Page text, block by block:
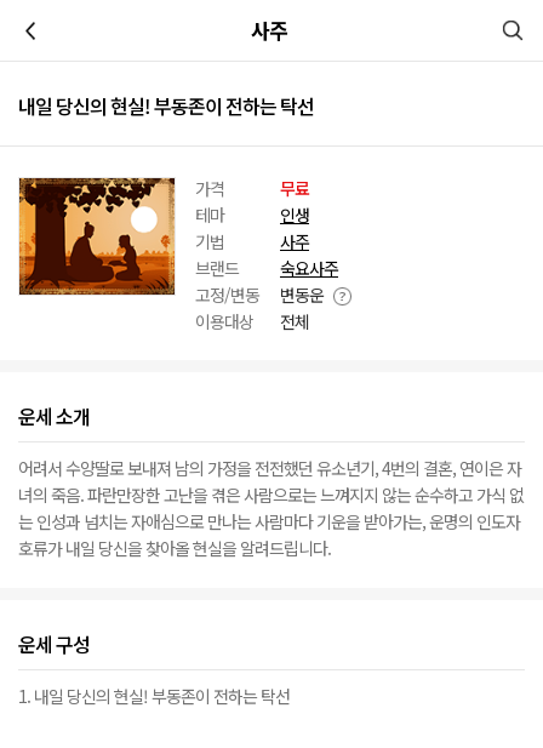
사주
내일 당신의 현실! 부동존이 전하는 탁선
가격
무료
테마
인생
기법
사주
브랜드
숙요사주
고정/변동
변동운
이용대상
전체
운세 소개
어려서 수양딸로 보내져 남의 가정을 전전했던 유소년기, 4번의 결혼, 연이은 자
녀의 죽음. 파란만장한 고난을 겪은 사람으로는 느껴지지 않는 순수하고 가식 없
는 인성과 넘치는 자애심으로 만나는 사람마다 기운을 받아가는, 운명의 인도자
호류가 내일 당신을 찾아올 현실을 알려드립니다.
운세 구성
1. 내일 당신의 현실! 부동존이 전하는 탁선